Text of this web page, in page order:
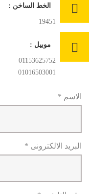
الخط الساخن :
19451
موبيل :
01153625752
01016503001
الاسم *
البريد الالكترونى *